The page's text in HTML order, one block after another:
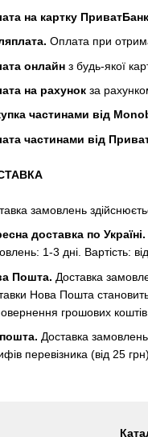
на картку
Оплата при
онлайн з будь-якої
на рахунок за
частинами від
частинами від
замовлень
доставка по Україні.
1-3 дні. Вартість:
Пошта. Доставка
Нова Пошта
грошових
Доставка
перевізника (від 25